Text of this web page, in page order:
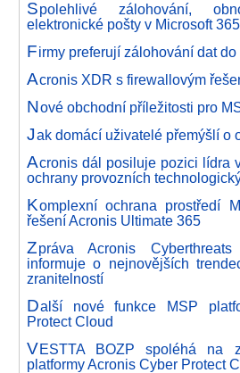
Spolehlivé zálohování,
elektronické pošty v Microsoft 365
Firmy preferují zálohování dat do
Acronis XDR s firewallovým
Nové obchodní příležitosti pro
Jak domácí uživatelé přemýšlí o
Acronis dál posiluje pozici lídra
ochrany provozních
Komplexní ochrana prostředí
řešení Acronis Ultimate 365
Zpráva Acronis
informuje o nejnovějších
zranitelností
Další nové funkce MSP
Protect Cloud
VESTTA BOZP spoléhá na
platformy Acronis Cyber Protect